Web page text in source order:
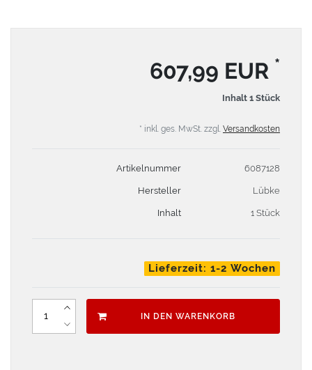
607,99 EUR *
Inhalt 1 Stück
* inkl. ges. MwSt. zzgl. Versandkosten
Artikelnummer 6087128
Hersteller Lübke
Inhalt 1 Stück
Lieferzeit: 1-2 Wochen
IN DEN WARENKORB